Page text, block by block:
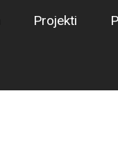
Projekti